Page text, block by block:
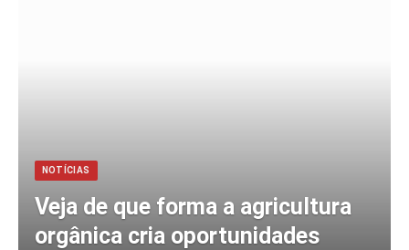
NOTÍCIAS
Veja de que forma a agricultura
orgânica cria oportunidades